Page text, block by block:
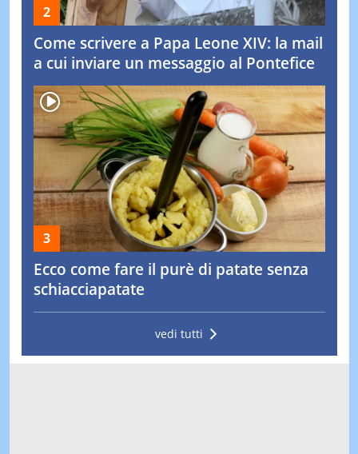
Come scrivere a Papa Leone XIV: la mail
a cui inviare un messaggio al Pontefice
Ecco come fare il purè di patate senza
schiacciapatate
vedi tutti